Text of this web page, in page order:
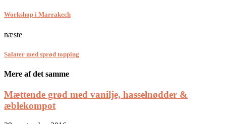
Workshop i Marrakech
næste
Salater med sprød topping
Mere af det samme
Mættende grød med vanilje, hasselnødder &
æblekompot